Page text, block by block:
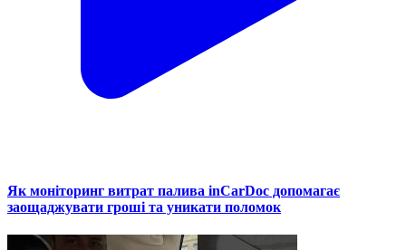
Як моніторинг витрат палива inCarDoc допомагає
заощаджувати гроші та уникати поломок